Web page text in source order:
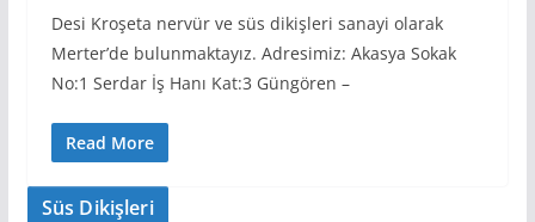
Desi Kroşeta nervür ve süs dikişleri sanayi olarak
Merter’de bulunmaktayız. Adresimiz: Akasya Sokak
No:1 Serdar İş Hanı Kat:3 Güngören –
Read More
Süs Dikişleri